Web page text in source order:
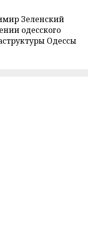
Зеленский
одесского
Одессы